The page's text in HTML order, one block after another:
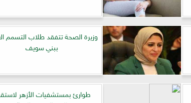
وزيرة الصحة تتفقد طلاب التسمم
ببني سويف
طوارئ بمستشفيات الأزهر